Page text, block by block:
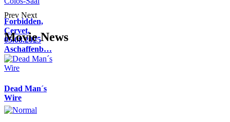
Forbidden,
Cervet,
05.08.2025
Aschaffenb…
Prev Next
Movie News
Dead Man´s
Wire